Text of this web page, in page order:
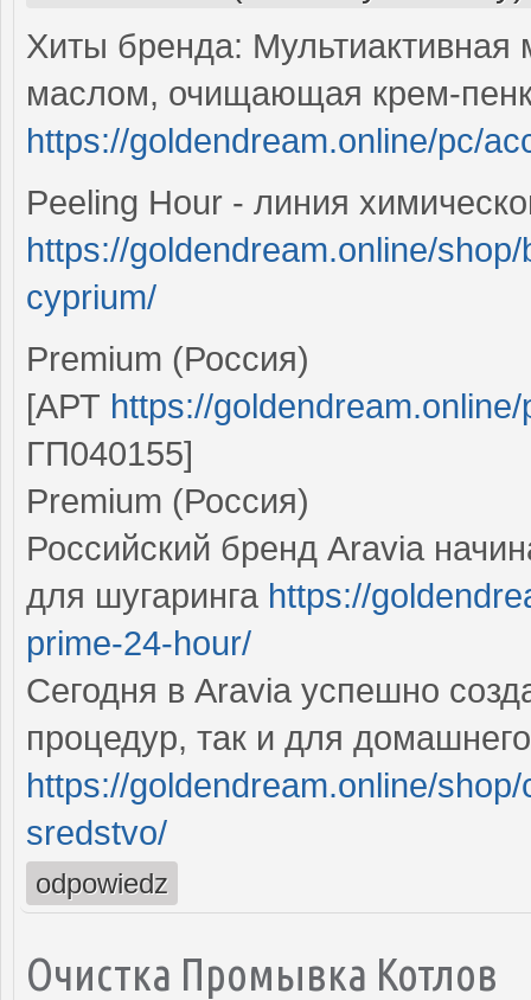
Хиты бренда: Мультиактивная
маслом, очищающая крем-
https://goldendream.online/pc/
Peeling Hour - линия
https://goldendream.online/
cyprium/
Premium (Россия)
[АРТ https://
ГП040155]
Premium (Россия)
Российский бренд Aravia
для шугаринга https://
prime-24-hour/
Сегодня в Aravia успешно
процедур, так и для
https://goldendream.online/
sredstvo/
odpowiedz
Очистка Промывка Котлов